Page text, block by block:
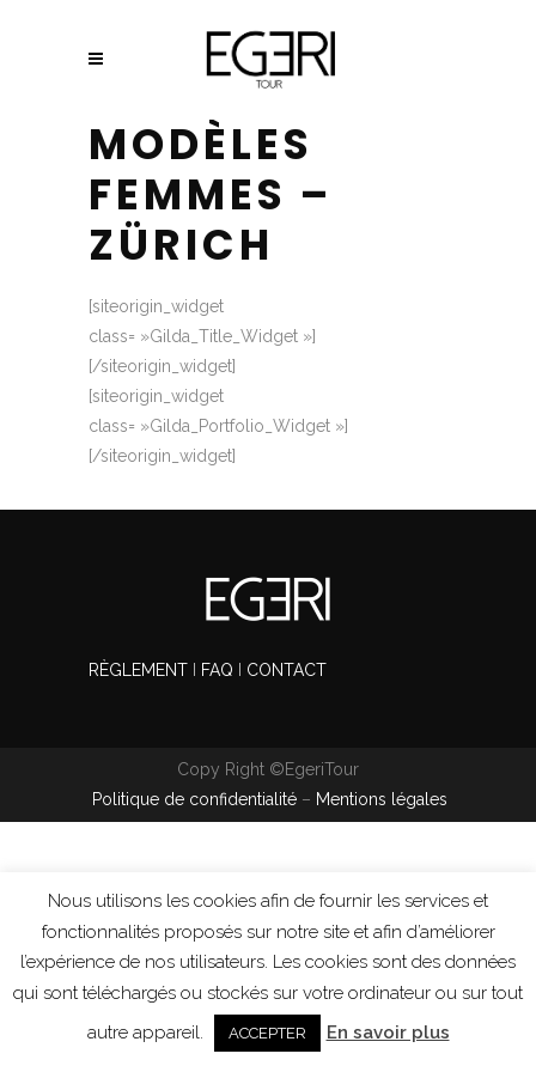
MODÈLES
FEMMES –
ZÜRICH
[siteorigin_widget
class= »Gilda_Title_Widget »]
[/siteorigin_widget]
[siteorigin_widget
class= »Gilda_Portfolio_Widget »]
[/siteorigin_widget]
RÈGLEMENT FAQ CONTACT
Copy Right ©EgeriTour
Politique de confidentialité – Mentions légales
Nous utilisons les cookies afin de fournir les services et
fonctionnalités proposés sur notre site et afin d’améliorer
l’expérience de nos utilisateurs. Les cookies sont des données
qui sont téléchargés ou stockés sur votre ordinateur ou sur tout
autre appareil.
ACCEPTER En savoir plus